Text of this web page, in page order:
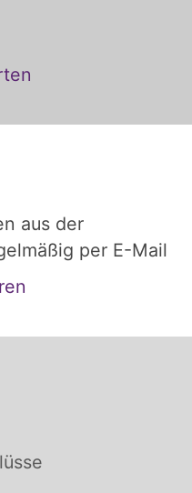
aus der
per E-Mail